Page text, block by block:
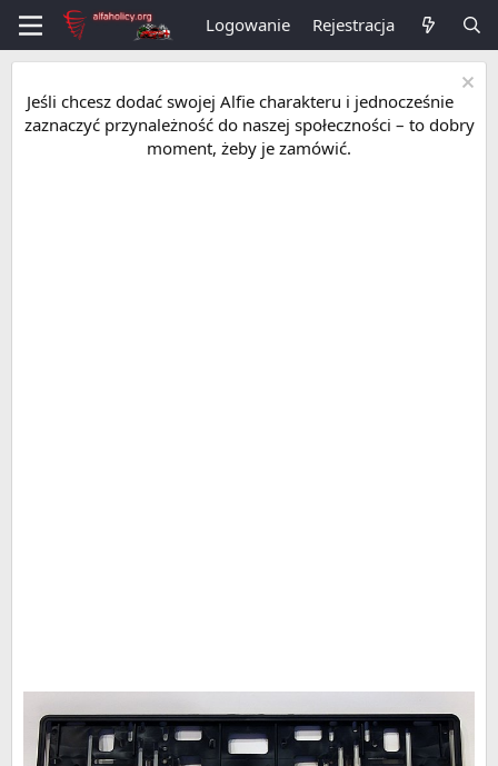
Logowanie Rejestracja
Jeśli chcesz dodać swojej Alfie charakteru i jednocześnie
zaznaczyć przynależność do naszej społeczności – to dobry
moment, żeby je zamówić.